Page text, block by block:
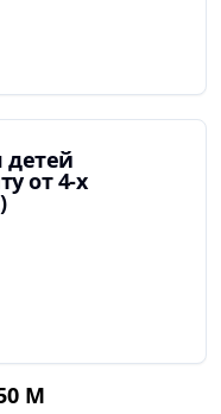
от 4-х
М